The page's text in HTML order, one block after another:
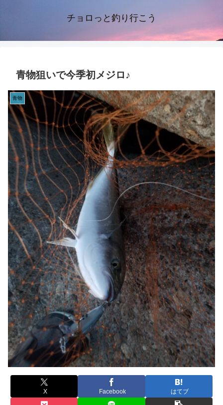
チョロっと釣り行こう
青物狙いで今季初メジロ♪
青物
X Facebook はてブ